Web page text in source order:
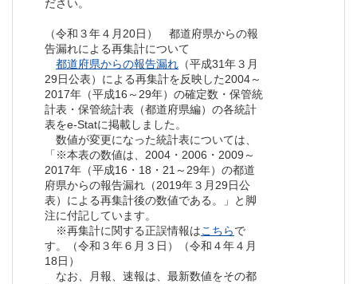
ださい。
（令和３年４月20日） 都道府県からの報
告漏れによる再集計について
都道府県からの報告漏れ （平成31年３月
29日公表）による再集計を反映した2004～
2017年（平成16～29年）の確定数・保管統
計表・保管統計表（都道府県編）の各統計
表をe-Statに掲載しました。
数値が変更になった統計表については、
「※本表の数値は、2004・2006・2009～
2017年（平成16・18・21～29年）の都道
府県からの報告漏れ（2019年３月29日公
表）による再集計後の数値である。」と脚
注に付記しています。
※再集計に関する正誤情報はこちらで
す。（令和３年６月３日）（令和４年４月
18日）
なお、月報、速報は、最新数値をその都